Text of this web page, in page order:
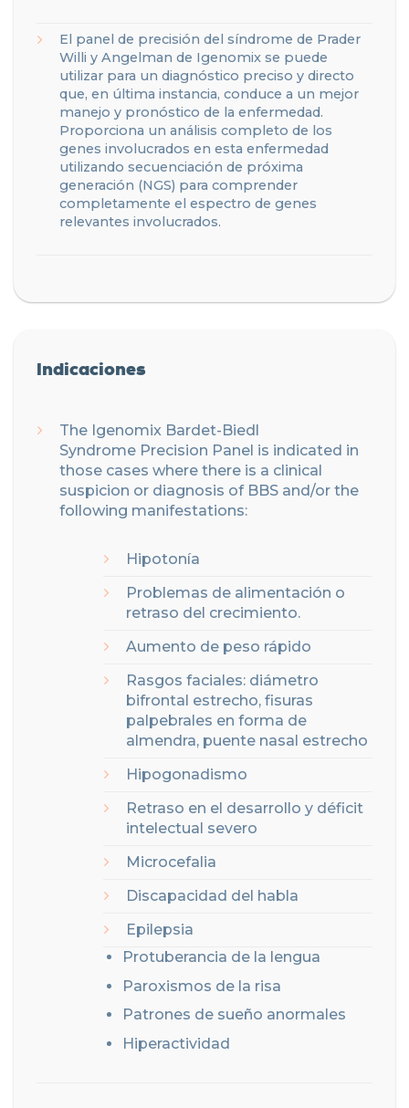
El panel de precisión del síndrome de Prader
Willi y Angelman de Igenomix se puede
utilizar para un diagnóstico preciso y directo
que, en última instancia, conduce a un mejor
manejo y pronóstico de la enfermedad.
Proporciona un análisis completo de los
genes involucrados en esta enfermedad
utilizando secuenciación de próxima
generación (NGS) para comprender
completamente el espectro de genes
relevantes involucrados.
Indicaciones
The Igenomix Bardet-Biedl
Syndrome Precision Panel is indicated in
those cases where there is a clinical
suspicion or diagnosis of BBS and/or the
following manifestations:
Hipotonía
Problemas de alimentación o
retraso del crecimiento.
Aumento de peso rápido
Rasgos faciales: diámetro
bifrontal estrecho, fisuras
palpebrales en forma de
almendra, puente nasal estrecho
Hipogonadismo
Retraso en el desarrollo y déficit
intelectual severo
Microcefalia
Discapacidad del habla
Epilepsia
Protuberancia de la lengua
Paroxismos de la risa
Patrones de sueño anormales
Hiperactividad